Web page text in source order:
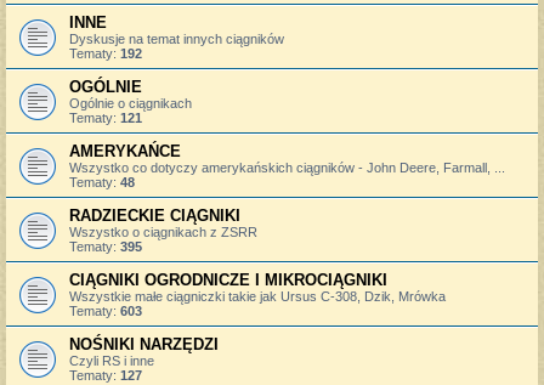
INNE
Dyskusje na temat innych ciągników
Tematy: 192
OGÓLNIE
Ogólnie o ciągnikach
Tematy: 121
AMERYKAŃCE
Wszystko co dotyczy amerykańskich ciągników - John Deere, Farmall, ...
Tematy: 48
RADZIECKIE CIĄGNIKI
Wszystko o ciągnikach z ZSRR
Tematy: 395
CIĄGNIKI OGRODNICZE I MIKROCIĄGNIKI
Wszystkie małe ciągniczki takie jak Ursus C-308, Dzik, Mrówka
Tematy: 603
NOŚNIKI NARZĘDZI
Czyli RS i inne
Tematy: 127